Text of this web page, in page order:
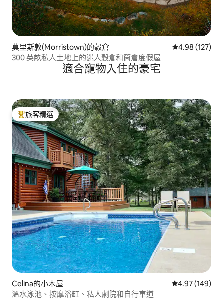
莫里斯敦(Morristown)的穀倉 從 127 則評價
4.98 (127)
300 英畝私人土地上的迷人穀倉和筒倉度假屋
適合寵物入住的豪宅
旅客精選榜首
旅客精選
Celina的小木屋 從 149 則評價
4.97 (149)
溫水泳池、按摩浴缸、私人劇院和自行車道